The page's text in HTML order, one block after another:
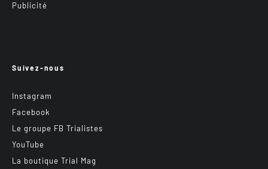
Publicité
Suivez-nous
Instagram
Facebook
Le groupe FB Trialistes
YouTube
La boutique Trial Mag